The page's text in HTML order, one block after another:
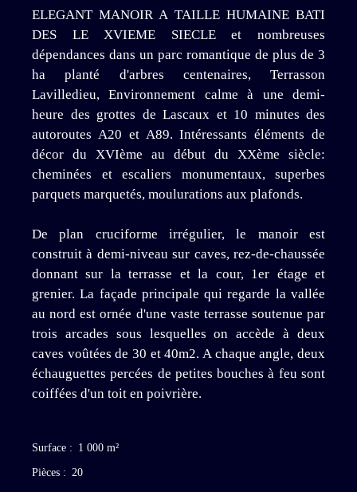
ELEGANT MANOIR A TAILLE HUMAINE BATI
DES LE XVIEME SIECLE et nombreuses
dépendances dans un parc romantique de plus de 3
ha planté d'arbres centenaires, Terrasson
Lavilledieu, Environnement calme à une demi-
heure des grottes de Lascaux et 10 minutes des
autoroutes A20 et A89. Intéressants éléments de
décor du XVIème au début du XXème siècle:
cheminées et escaliers monumentaux, superbes
parquets marquetés, moulurations aux plafonds.
De plan cruciforme irrégulier, le manoir est
construit à demi-niveau sur caves, rez-de-chaussée
donnant sur la terrasse et la cour, 1er étage et
grenier. La façade principale qui regarde la vallée
au nord est ornée d'une vaste terrasse soutenue par
trois arcades sous lesquelles on accède à deux
caves voûtées de 30 et 40m2. A chaque angle, deux
échauguettes percées de petites bouches à feu sont
coiffées d'un toit en poivrière.
Surface : 1 000 m²
Pièces : 20